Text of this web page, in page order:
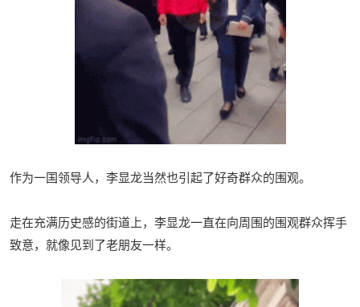
作为一国领导人，李显龙当然也引起了好奇群众的围观。
走在充满历史感的街道上，李显龙一直在向周围的围观群众挥手
致意，就像见到了老朋友一样。